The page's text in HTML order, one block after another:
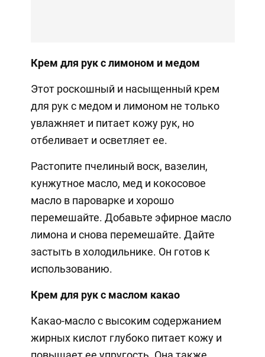
Крем для рук с лимоном и медом
Этот роскошный и насыщенный крем
для рук с медом и лимоном не только
увлажняет и питает кожу рук, но
отбеливает и осветляет ее.
Растопите пчелиный воск, вазелин,
кунжутное масло, мед и кокосовое
масло в пароварке и хорошо
перемешайте. Добавьте эфирное масло
лимона и снова перемешайте. Дайте
застыть в холодильнике. Он готов к
использованию.
Крем для рук с маслом какао
Какао-масло с высоким содержанием
жирных кислот глубоко питает кожу и